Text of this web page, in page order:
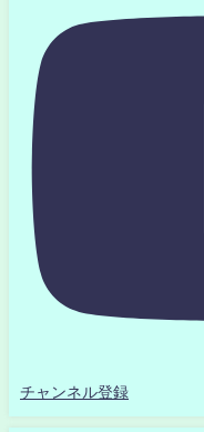
チャンネル登録